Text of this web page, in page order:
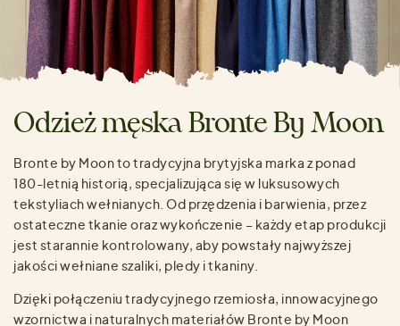
Odzież męska Bronte By Moon
Bronte by Moon to tradycyjna brytyjska marka z ponad
180-letnią historią, specjalizująca się w luksusowych
tekstyliach wełnianych. Od przędzenia i barwienia, przez
ostateczne tkanie oraz wykończenie – każdy etap produkcji
jest starannie kontrolowany, aby powstały najwyższej
jakości wełniane szaliki, pledy i tkaniny.
Dzięki połączeniu tradycyjnego rzemiosła, innowacyjnego
wzornictwa i naturalnych materiałów Bronte by Moon